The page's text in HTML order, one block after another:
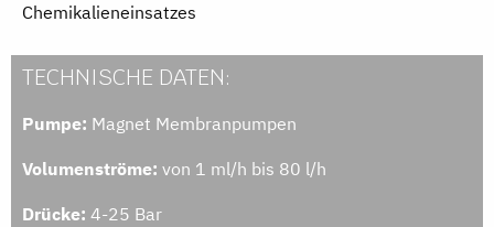
Chemikalieneinsatzes
TECHNISCHE DATEN:
Pumpe: Magnet Membranpumpen
Volumenströme: von 1 ml/h bis 80 l/h
Drücke: 4-25 Bar